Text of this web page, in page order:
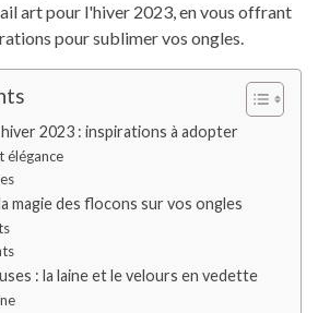
art pour l'hiver 2023, en vous offrant
pour sublimer vos ongles.
2023 : inspirations à adopter
élégance
magie des flocons sur vos ongles
: la laine et le velours en vedette